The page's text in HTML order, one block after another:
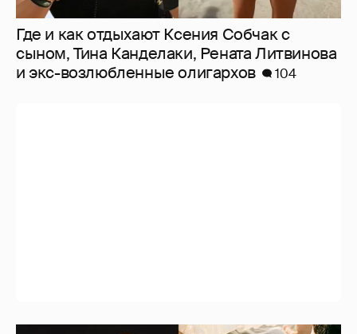
Где и как отдыхают Ксения Собчак с
сыном, Тина Канделаки, Рената Литвинова
и экс-возлюбленные олигархов
104